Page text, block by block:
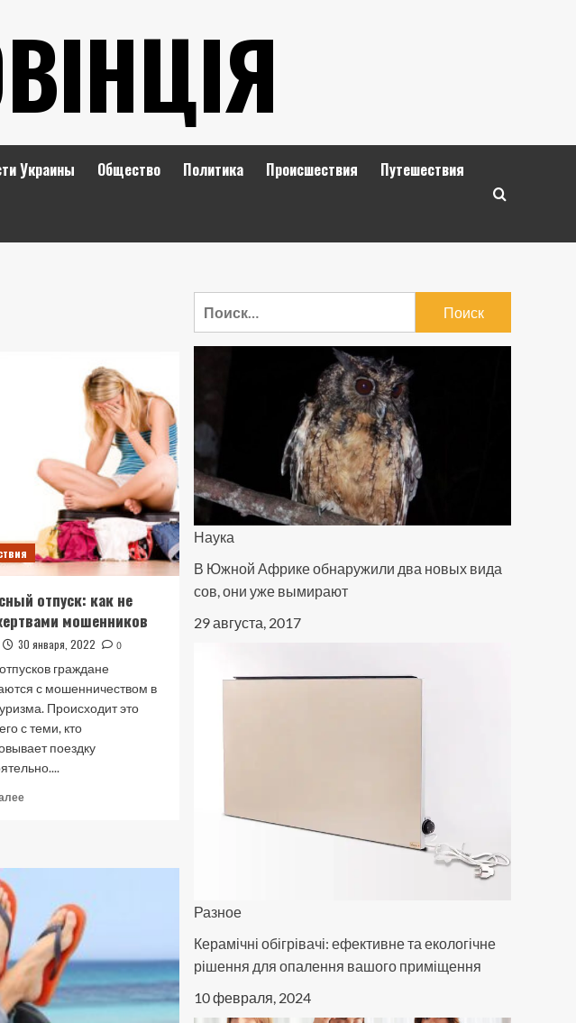
Украины Общество Политика Происшествия Путешествия
отпуск: как не
мошенников
30 января, 2022
0
граждане
с мошенничеством в
Происходит это
с теми, кто
поездку
Прочитать
стать
жертвами
мошенников
Наука
В Южной Африке обнаружили два новых вида
сов, они уже вымирают
29 августа, 2017
Разное
Керамічні обігрівачі: ефективне та екологічне
рішення для опалення вашого приміщення
10 февраля, 2024